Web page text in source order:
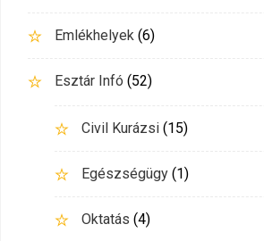
Emlékhelyek (6)
Esztár Infó (52)
Civil Kurázsi (15)
Egészségügy (1)
Oktatás (4)